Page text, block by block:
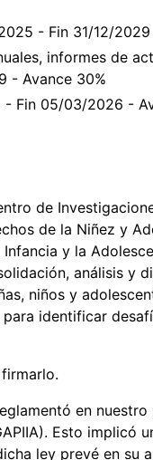
- Fin 31/12/
informes de
- Avance 30%
Fin 05/03/2026 -
de
de la Niñez y
y la
análisis y
niños y
identificar
en
Esto implicó
ley prevé en su